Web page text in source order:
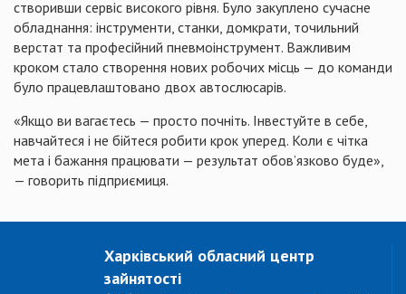
створивши сервіс високого рівня. Було закуплено сучасне
обладнання: інструменти, станки, домкрати, точильний
верстат та професійний пневмоінструмент. Важливим
кроком стало створення нових робочих місць — до команди
було працевлаштовано двох автослюсарів.
«Якщо ви вагаєтесь — просто почніть. Інвестуйте в себе,
навчайтеся і не бійтеся робити крок уперед. Коли є чітка
мета і бажання працювати — результат обов’язково буде»,
— говорить підприємиця.
Харківський обласний центр
зайнятості